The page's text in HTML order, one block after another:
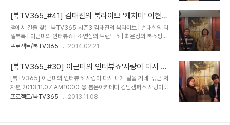
을 위한 만지는 시계를 소개 ..
화 전공 하셨다는데? 연극, 뮤지컬을 공부했다. 졸업하지 못했다. 재수
해서 들어갔는데 그때 과외선생이 하정우였다. 지금은 화려한 스타지
만 당시는 어려웠다. 학비문제로 지방대의 합숙비, 등록금을 감당하려
면 150만원이 필요했는데 아르바이트로 감당할 수가 없었다. 과대표
까지 할 정도였지만 예체능은 아르바이트를 지속하기가 어렵다. 원치
곤 했다. 석달에 60만원. 여..
[북TV365_#41] 김태진의 북라이브 '캐치미' 이현종
감독
책에서 길을 찾는 북TV365 시즌3 김태진의 북라이브 | 손대희의 리
얼북톡 | 이근미의 인터뷰쇼 | 조연심의 브랜드쇼 | 최은정의 북쇼핑쇼
2014.02.20 AM10:00 @ 봄온아카데미 강남캠퍼스 소넷 엔터테
묻지마 패밀리 연출 2006년 영화 태양의 이면 기획/제작 2013년 영
화 캐치미 기획/각본/연출 뮤직비디오 및 광고 80여 편 연출 임창정
서문탁 노블레스 바이브 김정훈 대표작 – 렉서스 * 감독이 된 계기. 고
교3 사진에 대한 관심이 영화로 이어짐. 대학은 가야겠고 공부로 승부
보는 것을 선택하는 대신 영화의 길을 가야겠다고 판단함. * 데뷔를 일
프로젝트/북TV365 2014.02.21
[북TV365_#30] 이근미의 인터뷰쇼'사랑이 다시 내
게 말을 거네' 류근 저자편
[북TV365] 이근미의 인터뷰쇼'사랑이 다시 내게 말을 거네' 류근 저
자편 2013.11.07 AM10:00 @ 봄온아카데미 강남캠퍼스 사랑이
다시 내게 말을 거네국내도서저자 : 류근출판 : 웅진문학임프린트곰
프로젝트/북TV365 2013.11.08